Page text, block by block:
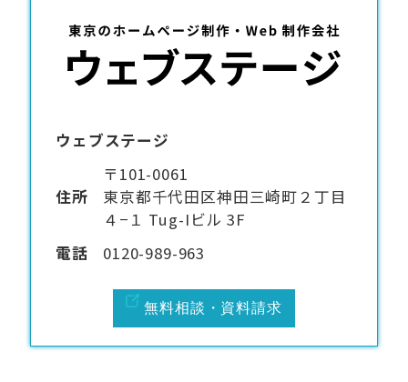
ウェブステージ
住所
〒101-0061
東京都千代田区神田三崎町２丁目
４−１ Tug-Iビル 3F
電話
0120-989-963
無料相談・資料請求